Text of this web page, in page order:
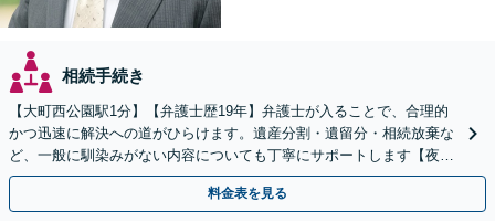
相続手続き
【大町西公園駅1分】【弁護士歴19年】弁護士が入ることで、合理的
かつ迅速に解決への道がひらけます。遺産分割・遺留分・相続放棄な
ど、一般に馴染みがない内容についても丁寧にサポートします【夜
間・休日相談可】【オンライン相談可】
料金表を見る